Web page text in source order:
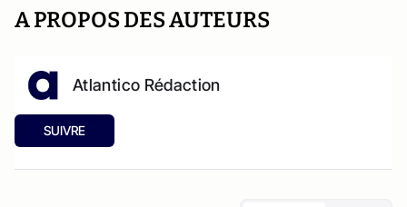
A PROPOS DES AUTEURS
Atlantico Rédaction
SUIVRE